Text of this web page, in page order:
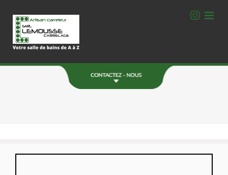
contenu
Une Question ?
Contactez-nous.
FORMULAIRE DE CONTACT